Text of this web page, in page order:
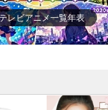
●ゲーム一覧年表